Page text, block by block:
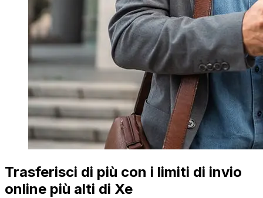
Trasferisci di più con i limiti di invio
online più alti di Xe